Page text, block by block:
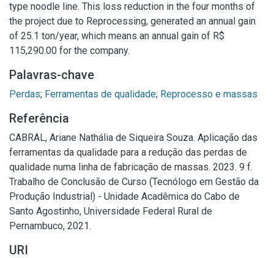
type noodle line. This loss reduction in the four months of
the project due to Reprocessing, generated an annual gain
of 25.1 ton/year, which means an annual gain of R$
115,290.00 for the company.
Palavras-chave
Perdas; Ferramentas de qualidade; Reprocesso e massas
Referência
CABRAL, Ariane Nathália de Siqueira Souza. Aplicação das
ferramentas da qualidade para a redução das perdas de
qualidade numa linha de fabricação de massas. 2023. 9 f.
Trabalho de Conclusão de Curso (Tecnólogo em Gestão da
Produção Industrial) - Unidade Acadêmica do Cabo de
Santo Agostinho, Universidade Federal Rural de
Pernambuco, 2021.
URI